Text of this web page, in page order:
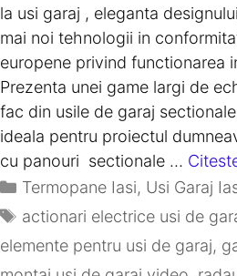
la usi garaj , eleganta
mai noi tehnologii in
europene privind functionarea
Prezenta unei game largi de
fac din usile de garaj
ideala pentru proiectul
cu panouri sectionale …
Termopane Iasi, Usi Garaj
actionari electrice usi de
elemente pentru usi de garaj,